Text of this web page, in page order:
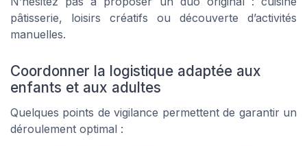
pâtisserie, loisirs créatifs ou découverte d’activités
manuelles.
Coordonner la logistique adaptée aux
enfants et aux adultes
Quelques points de vigilance permettent de garantir un
déroulement optimal :